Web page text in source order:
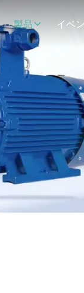
製品 イベ